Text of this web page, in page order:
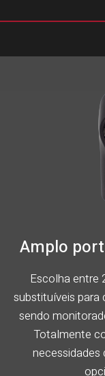
Amplo
Escolha entre
substituíveis para
sendo
Totalmente
necessidades